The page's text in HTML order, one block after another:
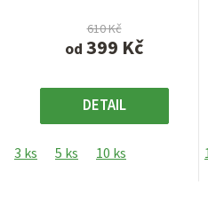
hvězdiček.
od 399 Kč
610 Kč
DETAIL
3 ks 5 ks 10 ks